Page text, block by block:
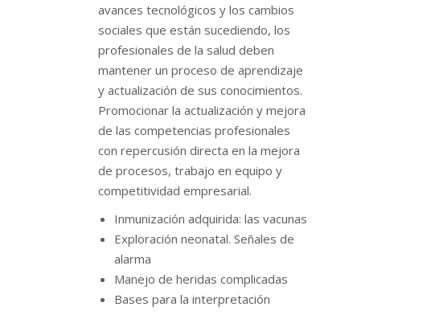
avances tecnológicos y los cambios
sociales que están sucediendo, los
profesionales de la salud deben
mantener un proceso de aprendizaje
y actualización de sus conocimientos.
Promocionar la actualización y mejora
de las competencias profesionales
con repercusión directa en la mejora
de procesos, trabajo en equipo y
competitividad empresarial.
Inmunización adquirida: las vacunas
Exploración neonatal. Señales de
alarma
Manejo de heridas complicadas
Bases para la interpretación